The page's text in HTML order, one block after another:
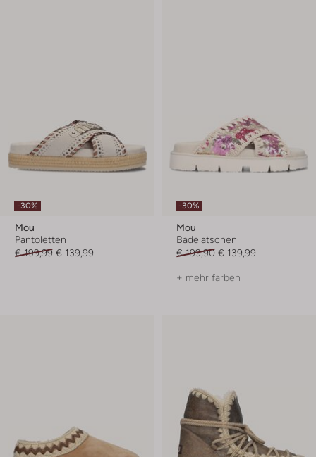
-30%
Mou
Pantoletten
€ 199,99 € 139,99
-30%
Mou
Badelatschen
€ 199,90 € 139,99
+ mehr farben